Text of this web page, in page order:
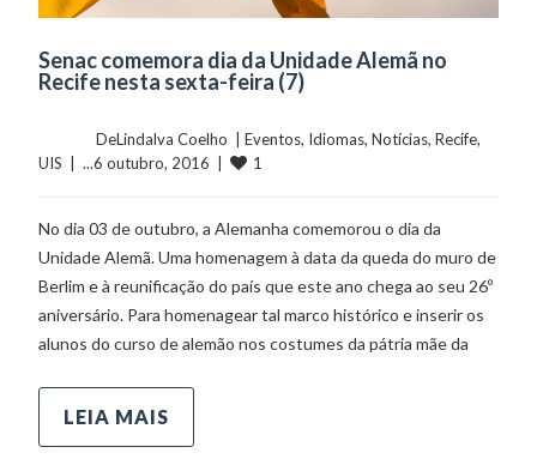
Senac comemora dia da Unidade Alemã no
Recife nesta sexta-feira (7)
	    	DeLindalva Coelho  |
Eventos, Idiomas, Notícias, Recife
UIS
  |  ...6 outubro, 2016  |
1
No dia 03 de outubro, a Alemanha comemorou o dia da
Unidade Alemã. Uma homenagem à data da queda do muro de
Berlim e à reunificação do país que este ano chega ao seu 26º
aniversário. Para homenagear tal marco histórico e inserir os
alunos do curso de alemão nos costumes da pátria mãe da
LEIA MAIS